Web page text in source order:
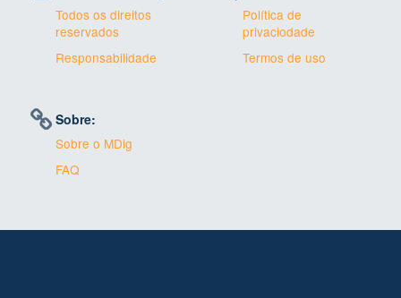
Todos os direitos
reservados
Responsabilidade
Política de
privaciodade
Termos de uso
Sobre:
Sobre o MDig
FAQ